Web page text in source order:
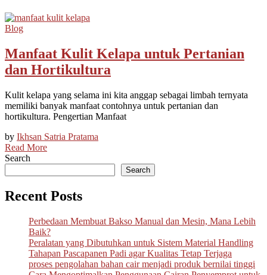
Blog
Manfaat Kulit Kelapa untuk Pertanian
dan Hortikultura
Kulit kelapa yang selama ini kita anggap sebagai limbah ternyata
memiliki banyak manfaat contohnya untuk pertanian dan
hortikultura. Pengertian Manfaat
by Ikhsan Satria Pratama
Read More
Search
Search
Recent Posts
Perbedaan Membuat Bakso Manual dan Mesin, Mana Lebih
Baik?
Peralatan yang Dibutuhkan untuk Sistem Material Handling
Tahapan Pascapanen Padi agar Kualitas Tetap Terjaga
proses pengolahan bahan cair menjadi produk bernilai tinggi